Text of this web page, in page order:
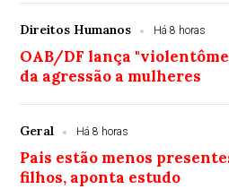
Direitos Humanos Há 8 horas
OAB/DF lança
da agressão a mulheres
Geral Há 8 horas
Pais estão menos
filhos, aponta estudo